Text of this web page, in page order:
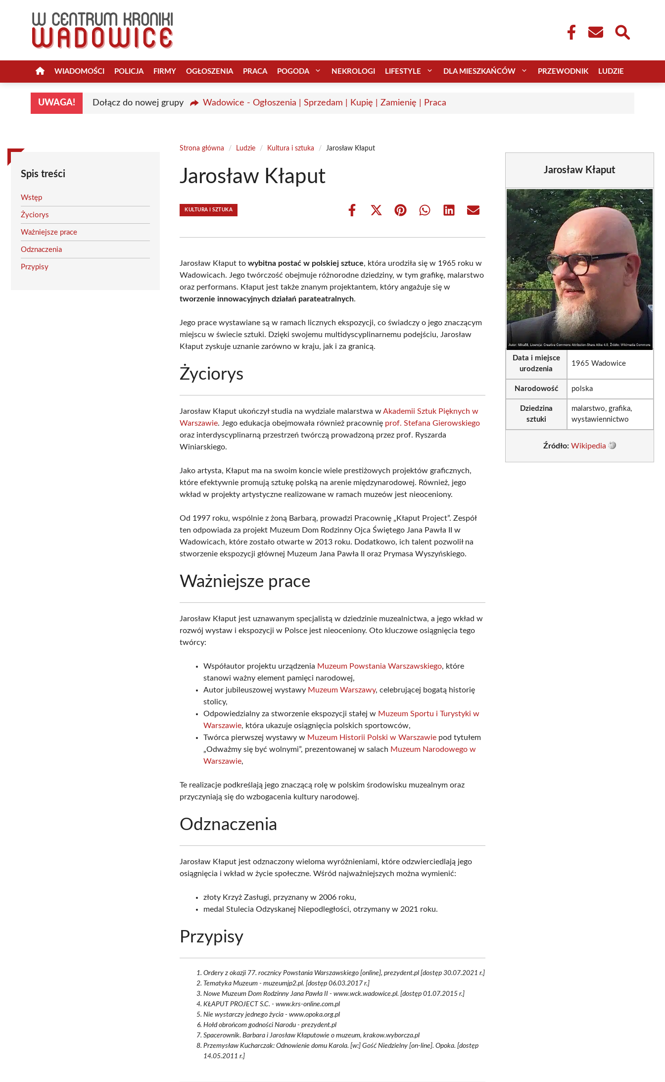
WIADOMOŚCI POLICJA FIRMY OGŁOSZENIA PRACA POGODA NEKROLOGI LIFESTYLE DLA MIESZKAŃCÓW PRZEWODNIK LUDZIE
UWAGA! Dołącz do nowej grupy Wadowice - Ogłoszenia | Sprzedam | Kupię | Zamienię | Praca
Spis treści
Wstęp
Życiorys
Ważniejsze prace
Odznaczenia
Przypisy
Strona główna / Ludzie / Kultura i sztuka / Jarosław Kłaput
Jarosław Kłaput
KULTURA I SZTUKA
Share
Share
(Twitter)
Share Share Share Share
Jarosław Kłaput towybitna postać w polskiej sztuce, która urodziła się w 1965 roku w
Wadowicach. Jego twórczość obejmuje różnorodne dziedziny, w tym grafikę, malarstwo
oraz performans. Kłaput jest także znanym projektantem, który angażuje się w
tworzenie innowacyjnych działań parateatralnych.
Jego prace wystawiane są w ramach licznych ekspozycji, co świadczy o jego znaczącym
miejscu w świecie sztuki. Dzięki swojemu multidyscyplinarnemu podejściu, Jarosław
Kłaput zyskuje uznanie zarówno w kraju, jak i za granicą.
Życiorys
Jarosław Kłaput ukończył studia na wydziale malarstwa wAkademii Sztuk Pięknych w
Warszawie. Jego edukacja obejmowała również pracownię prof. Stefana Gierowskiego
oraz interdyscyplinarną przestrzeń twórczą prowadzoną przez prof. Ryszarda
Winiarskiego.
Jako artysta, Kłaput ma na swoim koncie wiele prestiżowych projektów graficznych,
które efektywnie promują sztukę polską na arenie międzynarodowej. Również, jego
wkład w projekty artystyczne realizowane w ramach muzeów jest nieoceniony.
Od 1997 roku, wspólnie z żoną Barbarą, prowadzi Pracownię „Kłaput Project”. Zespół
ten odpowiada za projekt Muzeum Dom Rodzinny Ojca Świętego Jana Pawła II w
Wadowicach, które zostało otwarte w 2013 roku. Dodatkowo, ich talent pozwolił na
stworzenie ekspozycji głównej Muzeum Jana Pawła II oraz Prymasa Wyszyńskiego.
Ważniejsze prace
Jarosław Kłaput jest uznawanym specjalistą w dziedzinie muzealnictwa, a jego wkład w
rozwój wystaw i ekspozycji w Polsce jest nieoceniony. Oto kluczowe osiągnięcia tego
twórcy:
Współautor projektu urządzenia Muzeum Powstania Warszawskiego, które
stanowi ważny element pamięci narodowej,
Autor jubileuszowej wystawy Muzeum Warszawy, celebrującej bogatą historię
stolicy,
Odpowiedzialny za stworzenie ekspozycji stałej w Muzeum Sportu i Turystyki w
Warszawie, która ukazuje osiągnięcia polskich sportowców,
Twórca pierwszej wystawy w Muzeum Historii Polski w Warszawie pod tytułem
„Odważmy się być wolnymi”, prezentowanej w salach Muzeum Narodowego w
Warszawie,
Te realizacje podkreślają jego znaczącą rolę w polskim środowisku muzealnym oraz
przyczyniają się do wzbogacenia kultury narodowej.
Odznaczenia
Jarosław Kłaput jest odznaczony wieloma wyróżnieniami, które odzwierciedlają jego
osiągnięcia i wkład w życie społeczne. Wśród najważniejszych można wymienić:
złoty Krzyż Zasługi, przyznany w 2006 roku,
medal Stulecia Odzyskanej Niepodległości, otrzymany w 2021 roku.
Przypisy
Ordery z okazji 77. rocznicy Powstania Warszawskiego [online], prezydent.pl [dostęp 30.07.2021 r.]
Tematyka Muzeum - muzeumjp2.pl. [dostęp 06.03.2017 r.]
Nowe Muzeum Dom Rodzinny Jana Pawła II - www.wck.wadowice.pl. [dostęp 01.07.2015 r.]
KŁAPUT PROJECT S.C. - www.krs-online.com.pl
Nie wystarczy jednego życia - www.opoka.org.pl
Hołd obrońcom godności Narodu - prezydent.pl
Spacerownik. Barbara i Jarosław Kłaputowie o muzeum, krakow.wyborcza.pl
Przemysław Kucharczak: Odnowienie domu Karola. [w:] Gość Niedzielny [on-line]. Opoka. [dostęp
14.05.2011 r.]
Jarosław Kłaput
Data i miejsce
urodzenia
1965 Wadowice
Narodowość polska
Dziedzina
sztuki
malarstwo, grafika,
wystawiennictwo
Źródło: Wikipedia